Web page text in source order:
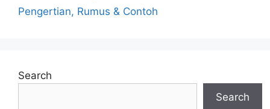
Pengertian, Rumus & Contoh
Search
Search